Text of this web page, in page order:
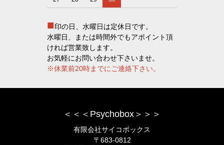
■印の日、水曜日は定休日です。
水曜日、または時間外でもアポイント頂
ければ営業致します。
お気軽にお問い合わせ下さいませ。
※休業前20時までにご連絡下さい。
＜＜＜Psychobox＞＞＞
有限会社サイコボックス
〒683-0812